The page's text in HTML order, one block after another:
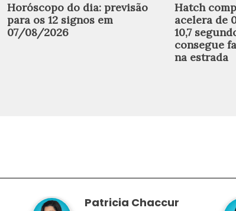
Horóscopo do dia: previsão
para os 12 signos em
07/08/2026
Hatch
acelera de
10,7
consegue
na estrada
Patricia Chaccur